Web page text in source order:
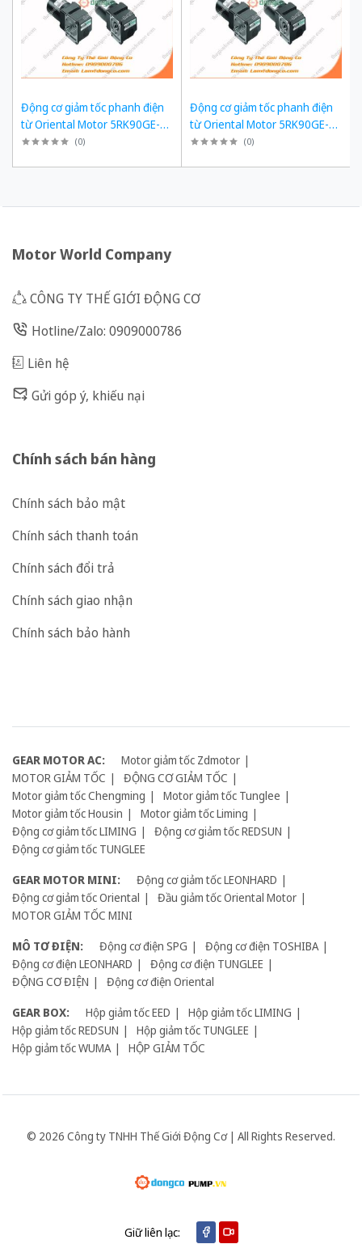
Động cơ giảm tốc phanh điện
từ Oriental Motor 5RK90GE-
SW2ML + 5GE180KF công suất
(0)
Động cơ giảm tốc phanh điện
từ Oriental Motor 5RK90GE-
SW2ML + 5GE120KF công suất
(0)
Motor World Company
CÔNG TY THẾ GIỚI ĐỘNG CƠ
Hotline/Zalo: 0909000786
Liên hệ
Gửi góp ý, khiếu nại
Chính sách bán hàng
Chính sách bảo mật
Chính sách thanh toán
Chính sách đổi trả
Chính sách giao nhận
Chính sách bảo hành
GEAR MOTOR AC:
Motor giảm tốc Zdmotor
MOTOR GIẢM TỐC
ĐỘNG CƠ GIẢM TỐC
Motor giảm tốc Chengming
Motor giảm tốc Tunglee
Motor giảm tốc Housin
Motor giảm tốc Liming
Động cơ giảm tốc LIMING
Động cơ giảm tốc REDSUN
Động cơ giảm tốc TUNGLEE
GEAR MOTOR MINI:
Động cơ giảm tốc LEONHARD
Động cơ giảm tốc Oriental
Đầu giảm tốc Oriental Motor
MOTOR GIẢM TỐC MINI
MÔ TƠ ĐIỆN:
Động cơ điện SPG
Động cơ điện TOSHIBA
Động cơ điện LEONHARD
Động cơ điện TUNGLEE
ĐỘNG CƠ ĐIỆN
Động cơ điện Oriental
GEAR BOX:
Hộp giảm tốc EED
Hộp giảm tốc LIMING
Hộp giảm tốc REDSUN
Hộp giảm tốc TUNGLEE
Hộp giảm tốc WUMA
HỘP GIẢM TỐC
© 2026 Công ty TNHH Thế Giới Động Cơ | All Rights Reserved.
Giữ liên lạc: